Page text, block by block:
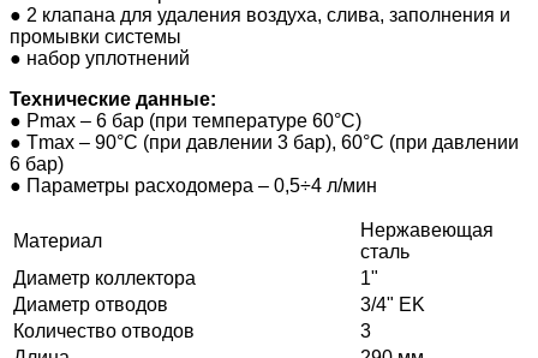
● 2 клапана для удаления воздуха, слива, заполнения и
промывки системы
● набор уплотнений
Технические данные:
● Pmax – 6 бар (при температуре 60°C)
● Tmax – 90°C (при давлении 3 бар), 60°C (при давлении
6 бар)
● Параметры расходомера – 0,5÷4 л/мин
Материал
Нержавеющая
сталь
Диаметр коллектора
1"
Диаметр отводов
3/4" EK
Количество отводов
3